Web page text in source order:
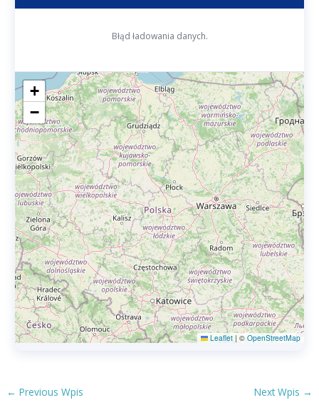
+
−
Leaflet | © OpenStreetMap
Błąd ładowania danych.
Post
← Previous Wpis Next Wpis →